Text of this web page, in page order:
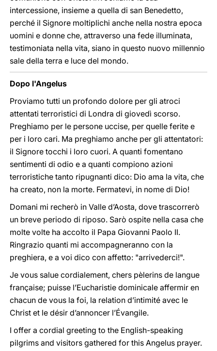
intercessione, insieme a quella di san Benedetto,
perché il Signore moltiplichi anche nella nostra epoca
uomini e donne che, attraverso una fede illuminata,
testimoniata nella vita, siano in questo nuovo millennio
sale della terra e luce del mondo.
Dopo l'Angelus
Proviamo tutti un profondo dolore per gli atroci
attentati terroristici di Londra di giovedì scorso.
Preghiamo per le persone uccise, per quelle ferite e
per i loro cari. Ma preghiamo anche per gli attentatori:
il Signore tocchi i loro cuori. A quanti fomentano
sentimenti di odio e a quanti compiono azioni
terroristiche tanto ripugnanti dico: Dio ama la vita, che
ha creato, non la morte. Fermatevi, in nome di Dio!
Domani mi recherò in Valle d’Aosta, dove trascorrerò
un breve periodo di riposo. Sarò ospite nella casa che
molte volte ha accolto il Papa Giovanni Paolo II.
Ringrazio quanti mi accompagneranno con la
preghiera, e a voi dico con affetto: "arrivederci!".
Je vous salue cordialement, chers pèlerins de langue
française; puisse l’Eucharistie dominicale affermir en
chacun de vous la foi, la relation d’intimité avec le
Christ et le désir d’annoncer l’Évangile.
I offer a cordial greeting to the English-speaking
pilgrims and visitors gathered for this Angelus prayer.